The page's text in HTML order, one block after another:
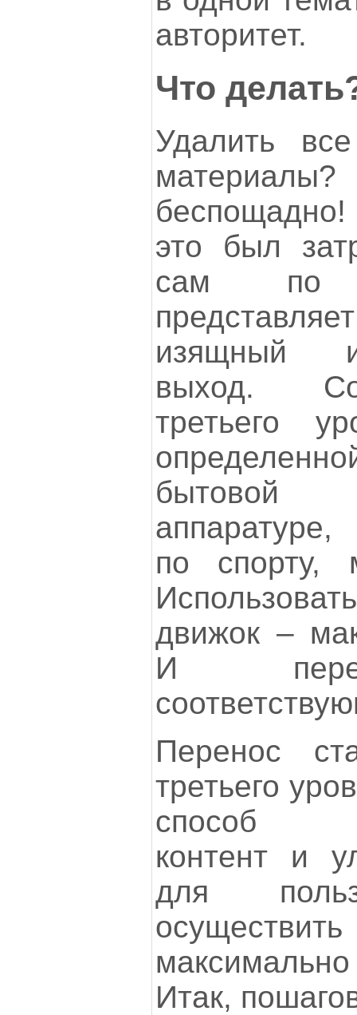
авторитет.
Что
Удалить
это был
сам по
изящный
выход.
третьего
бытовой
по спорту,
движок –
И
Перенос
третьего
способ
контент и
для
Итак,